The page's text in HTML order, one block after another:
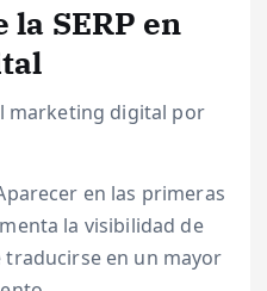
SERP en
marketing digital por
en las primeras
la visibilidad de
traducirse en un mayor